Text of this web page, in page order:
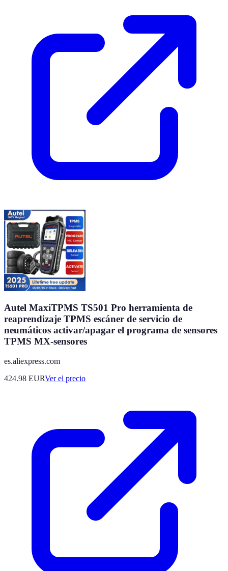
Autel MaxiTPMS TS501 Pro herramienta de
reaprendizaje TPMS escáner de servicio de
neumáticos activar/apagar el programa de sensores
TPMS MX-sensores
es.aliexpress.com
424.98 EURVer el precio